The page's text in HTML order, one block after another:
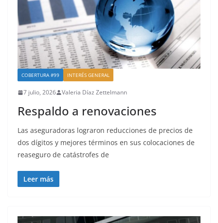
COBERTURA #99 INTERÉS GENERAL
7 julio, 2026 Valeria Díaz Zettelmann
Respaldo a renovaciones
Las aseguradoras lograron reducciones de precios de
dos dígitos y mejores términos en sus colocaciones de
reaseguro de catástrofes de
Leer más